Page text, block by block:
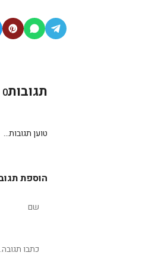
תגובות0
טוען תגובות...
הוספת